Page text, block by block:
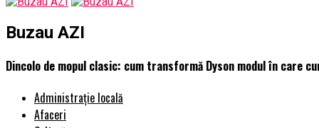
Buzau AZI
Dincolo de mopul clasic: cum transformă Dyson modul în care
Administrație locală
Afaceri